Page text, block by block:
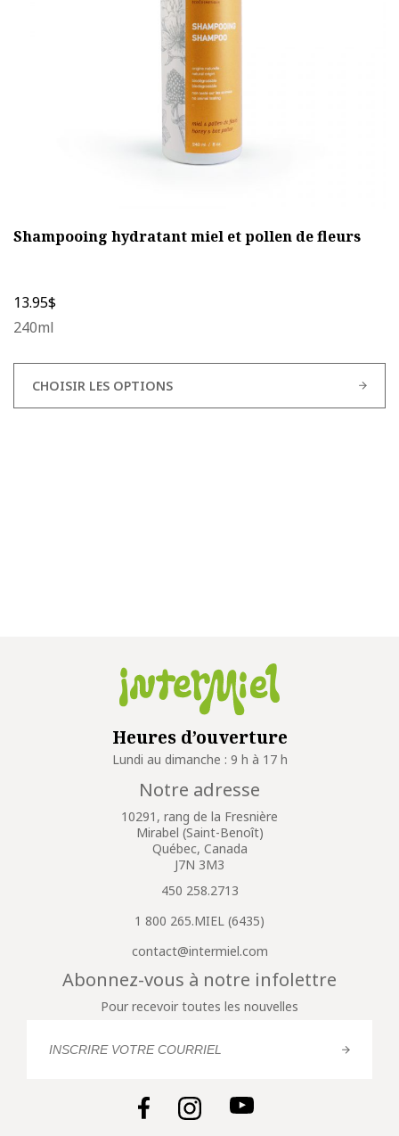
Shampooing hydratant miel et pollen de fleurs
13.95$
240ml
CHOISIR LES OPTIONS
Heures d’ouverture
Lundi au dimanche : 9 h à 17 h
Notre adresse
10291, rang de la Fresnière
Mirabel (Saint-Benoît)
Québec, Canada
J7N 3M3
450 258.2713
1 800 265.MIEL (6435)
contact@intermiel.com
Abonnez-vous à notre infolettre
Pour recevoir toutes les nouvelles